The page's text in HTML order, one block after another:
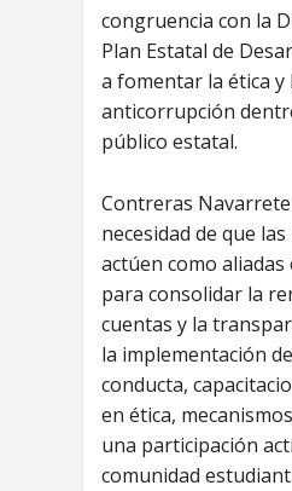
congruencia con la
Plan Estatal de
a fomentar la ética y
anticorrupción
público estatal.
Contreras
necesidad de que
actúen como
para consolidar la
cuentas y la
la implementación
conducta,
en ética,
una participación
comunidad